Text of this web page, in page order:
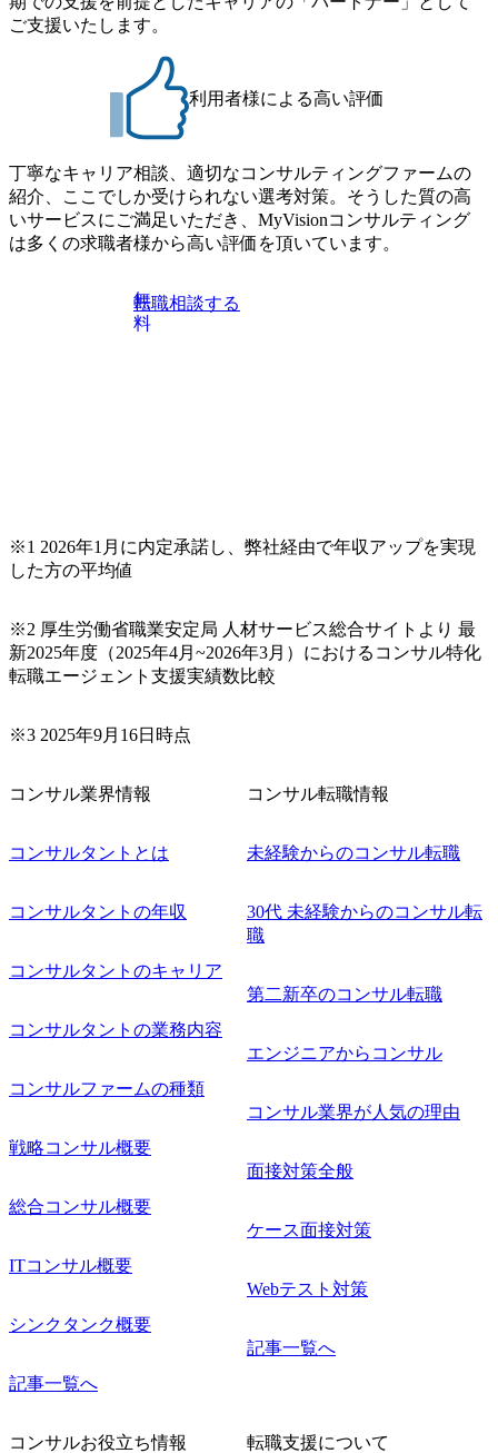
細な場所については参加者の方へ個別でご連絡いたしま
す。 コンサルファームにてマネージャー以上の職務を担当
BTIEMOnWUWREjOFLO1IL1KPEi4dgCbb Forbes JAPAN Bra
ndVoice Studio 「求めるのは、競争と連帯 。IT特化の急成長
ファーム・Dirbatoの社員支援」 https://forbesjapan.com/articles/
detail/69848 MyViision企業インタビュー① https://my-vision.co.
jp/consulting-firm/dirbato/interview01 MyViision企業インタビュ
ー② https://my-vision.co.jp/consulting-firm/dirbato/interview02 20
26年8月18日(火) 19:00開始～最長20:00終了 2026年8月13日
(木) 16:00 当日はDirbatoの現役トップコンサルタントが業界
動向を踏まえ、コンサルティング市場の最新トレンドをお
伝えいたします。コンサルティング業界への転職を迷われ
ている方や情報収集を行いたい方のご参加も歓迎です。更
ンサルタントも登壇しますので、当社へ気になることや転
職後のご不安な事はその場でご質問いただけますので、ぜ
承ください。 【服装・持ち物】 ・特になし カジュアルな服
装でご参加ください。 【募集ポジション】 ITコンサルタン
定 ・全社デジタルトランスフォーメーション企画構想 ・業
務/組織/システムの現状分析/RPA選定/導入/実装 ・プライベ
ート/パブリッククラウド導入 ・AI活用による業務効率化/
企画 ・Disruptive Technologyを活用した新規事業の立案/推
上げていきたい ・サービスやソリューションに捉われず、
でのプロジェクトに参画し、自身のスキルアップを図りた
規事業開発にも興味があり、ゆくゆくはチャレンジしてみ
ご支援いたします。
利用者様による高い評価
丁寧なキャリア相談、適切なコンサルティングファームの
紹介、ここでしか受けられない選考対策。そうした質の高
いサービスにご満足いただき、MyVisionコンサルティング
は多くの求職者様から高い評価を頂いています。
無
料
転職相談する
※1 2026年1月に内定承諾し、弊社経由で年収アップを実現
した方の平均値
※2 厚生労働省職業安定局 人材サービス総合サイトより 最
新2025年度（2025年4月~2026年3月）におけるコンサル特化
転職エージェント支援実績数比較
※3 2025年9月16日時点
コンサル業界情報
コンサルタントとは
コンサルタントの年収
コンサルタントのキャリア
コンサルタントの業務内容
コンサルファームの種類
戦略コンサル概要
総合コンサル概要
ITコンサル概要
シンクタンク概要
記事一覧へ
コンサル転職情報
未経験からのコンサル転職
30代 未経験からのコンサル転
職
第二新卒のコンサル転職
エンジニアからコンサル
コンサル業界が人気の理由
面接対策全般
ケース面接対策
Webテスト対策
記事一覧へ
コンサルお役立ち情報 転職支援について